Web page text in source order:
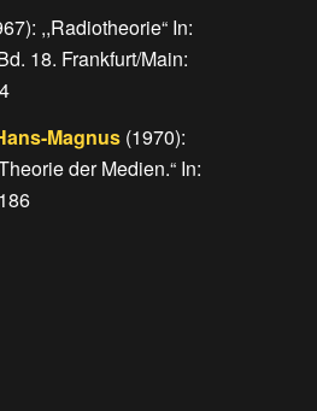
,,Radiotheorie“ In:
18. Frankfurt/Main:
Magnus(1970):
der Medien.“ In: